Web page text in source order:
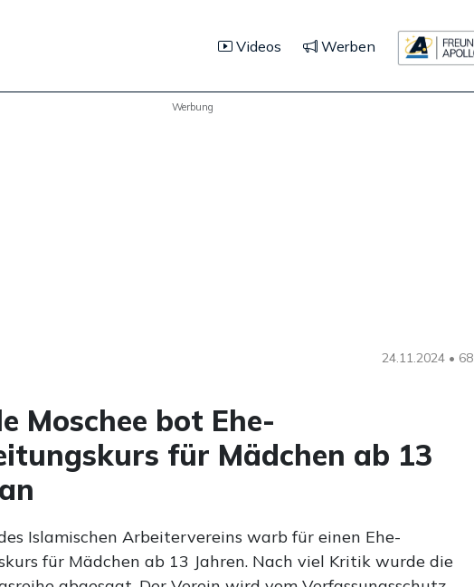
Videos Werben
Werbung
24.11.2024 • 68
Moschee bot Ehe-
für Mädchen ab 13
Islamischen Arbeitervereins warb für einen Ehe-
für Mädchen ab 13 Jahren. Nach viel Kritik wurde die